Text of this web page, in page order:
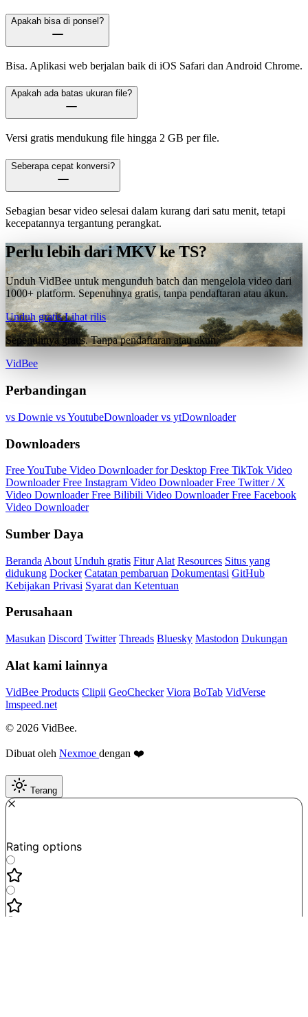
Apakah bisa di ponsel?
Bisa. Aplikasi web berjalan baik di iOS Safari dan Android Chrome.
Apakah ada batas ukuran file?
Versi gratis mendukung file hingga 2 GB per file.
Seberapa cepat konversi?
Sebagian besar video selesai dalam kurang dari satu menit, tetapi
kecepatannya tergantung perangkat.
Perlu lebih dari MKV ke TS?
Unduh VidBee untuk mengunduh batch dan mengelola video dari
1000+ platform. Sepenuhnya gratis, tanpa pendaftaran atau akun.
Unduh gratisLihat rilis
Sepenuhnya gratis. Tanpa pendaftaran atau akun.
VidBee
Perbandingan
vs Downie vs YoutubeDownloadervs ytDownloader
Downloaders
Free YouTube Video Downloader for Desktop Free TikTok Video
DownloaderFree Instagram Video DownloaderFree Twitter / X
Video DownloaderFree Bilibili Video DownloaderFree Facebook
Video Downloader
Sumber Daya
Beranda About Unduh gratis Fitur Alat Resources Situs yang
didukung Docker Catatan pembaruan Dokumentasi GitHub
Kebijakan Privasi Syarat dan Ketentuan
Perusahaan
Masukan Discord Twitter Threads Bluesky Mastodon Dukungan
Alat kami lainnya
VidBee Products Clipii GeoChecker Viora BoTab VidVerse
lmspeed.net
© 2026 VidBee.
Dibuat oleh Nexmoe dengan ❤️
Terang
Rating options